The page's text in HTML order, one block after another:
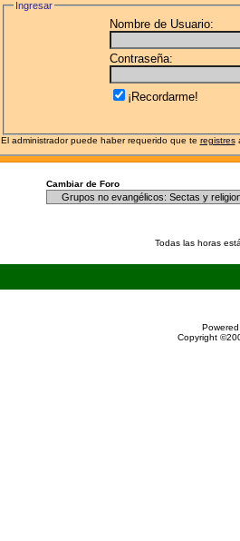
Ingresar
Nombre de Usuario:
Contraseña:
¡Recordarme!
El administrador puede haber requerido que te registres
Cambiar de Foro
Todas las horas
Copyright